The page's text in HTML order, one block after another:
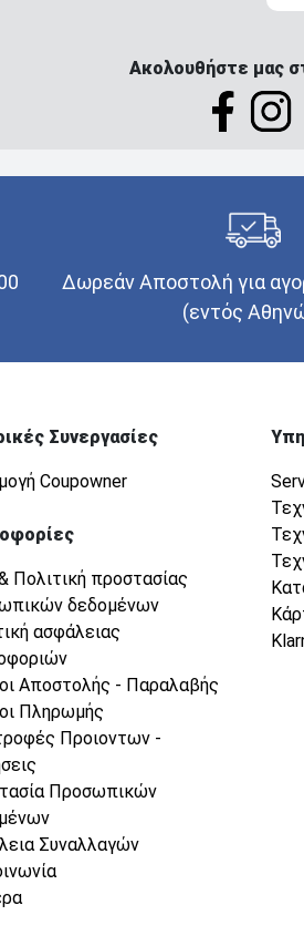
Ακολουθήστε μας
Δωρεάν Αποστολή για
(εντός
Συνεργασίες
Coupowner
Πολιτική προστασίας
δεδομένων
ασφάλειας
Αποστολής - Παραλαβής
Πληρωμής
Προιοντων -
Προσωπικών
Συναλλαγών